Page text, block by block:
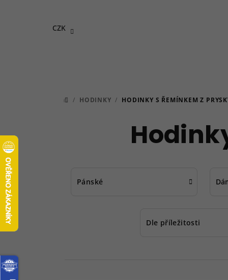
CZK
DOMŮ
/ HODINKY / HODINKY S ŘEMÍNKEM Z
Pánské
Dle příležitosti